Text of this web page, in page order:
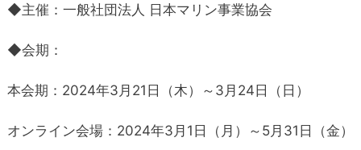
◆主催：一般社団法人 日本マリン事業協会
◆会期：
本会期：2024年3月21日（木）～3月24日（日）
オンライン会場：2024年3月1日（月）～5月31日（金）